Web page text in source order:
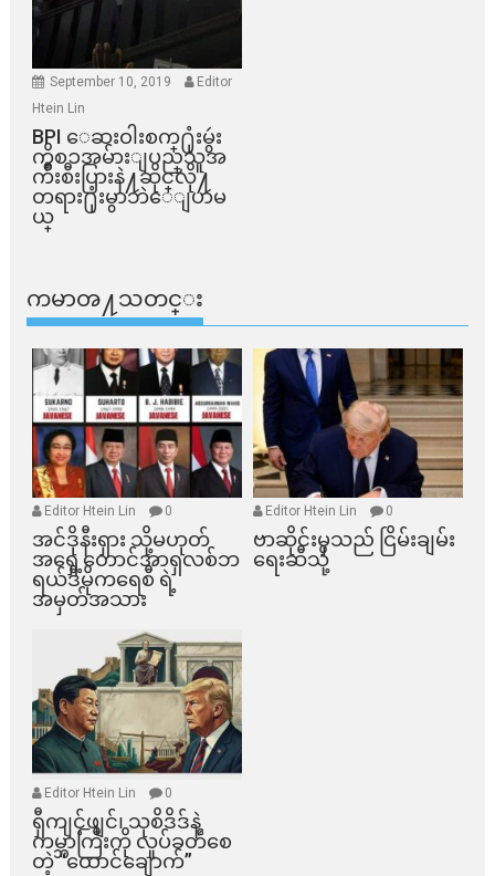
September 10, 2019
Editor
Htein Lin
BPI ​ေဆးဝါးစက္​႐ုံးမွဴး
ကိစၥအမ်ားျပည္​သူအ
က်ိဳးစီးပြားနဲ႔ဆိုင္​လို႔
တရား႐ုံးမွာဘဲေျပာမ
ယ္​
ကမာၻ႔သတင္း
Editor Htein Lin 0
အင်ဒိုနီးရှား သို့မဟုတ်
အရှေ့တောင်အာရှလစ်ဘ
ရယ်ဒီမိုကရေစီ ရဲ့
အမှတ်အသား
Editor Htein Lin 0
ဗာဆိုင်းမှသည် ငြိမ်းချမ်း
ရေးဆီသို့
Editor Htein Lin 0
ရှီကျင့်ဖျင်၊ သုစိဒိဒ်နဲ့
ကမ္ဘာကြီးကို လှုပ်ခတ်စေ
တဲ့ “ထောင်ချောက်”